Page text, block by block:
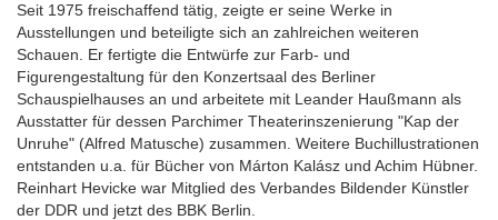
Seit 1975 freischaffend tätig, zeigte er seine Werke in
Ausstellungen und beteiligte sich an zahlreichen weiteren
Schauen. Er fertigte die Entwürfe zur Farb- und
Figurengestaltung für den Konzertsaal des Berliner
Schauspielhauses an und arbeitete mit Leander Haußmann als
Ausstatter für dessen Parchimer Theaterinszenierung "Kap der
Unruhe" (Alfred Matusche) zusammen. Weitere Buchillustrationen
entstanden u.a. für Bücher von Márton Kalász und Achim Hübner.
Reinhart Hevicke war Mitglied des Verbandes Bildender Künstler
der DDR und jetzt des BBK Berlin.